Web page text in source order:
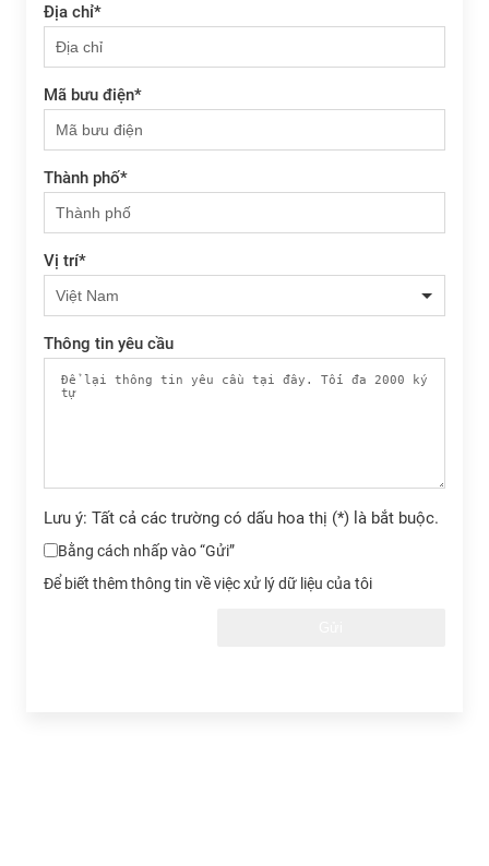
Địa chỉ*
Mã bưu điện*
Thành phố*
Vị trí*
Thông tin yêu cầu
Lưu ý: Tất cả các trường có dấu hoa thị (*) là bắt buộc.
Bằng cách nhấp vào “Gửi”
Để biết thêm thông tin về việc xử lý dữ liệu của tôi